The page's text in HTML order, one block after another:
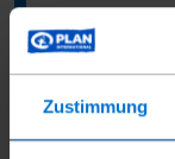
Zustimmung